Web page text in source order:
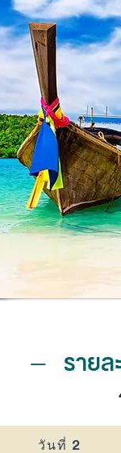
– รายล
วันที่ 2